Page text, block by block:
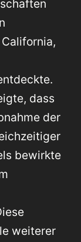
dass
der
bewirkte
weiterer